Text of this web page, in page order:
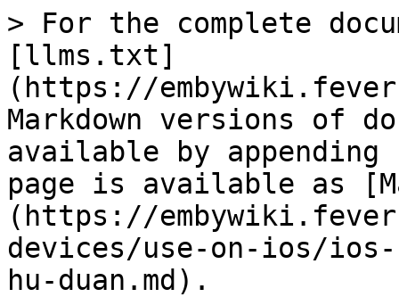
> For the complete
[llms.txt]
(https://
Markdown versions of
available by
page is available as
(https://
devices/use-on-ios/
hu-duan.md).